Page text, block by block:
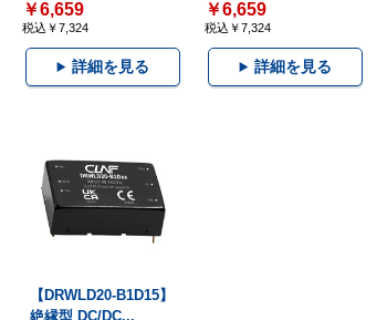
￥6,659
税込￥7,324
詳細を見る
￥6,659
税込￥7,324
詳細を見る
【DRWLD20-B1D15】
絶縁型 DC/DC...